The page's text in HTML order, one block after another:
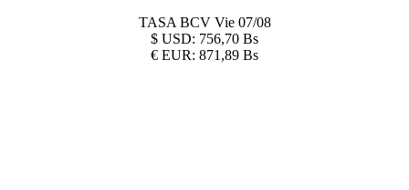
TASA BCV Vie 07/08
$ USD: 756,70 Bs
€ EUR: 871,89 Bs